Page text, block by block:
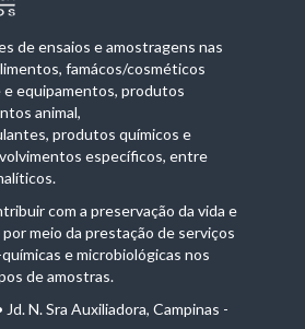
de ensaios e amostragens nas
famácos/cosméticos
e equipamentos, produtos
animal,
produtos químicos e
específicos, entre
com a preservação da vida e
meio da prestação de serviços
e microbiológicas nos
de amostras.
Jd. N. Sra Auxiliadora, Campinas -